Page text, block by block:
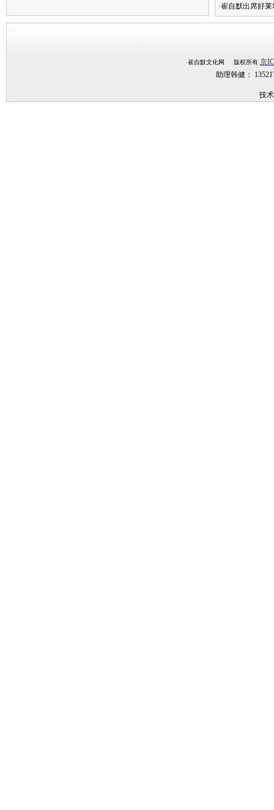
·崔自默出席好
崔自默文化网 版权所有 京
助理韩健：
技